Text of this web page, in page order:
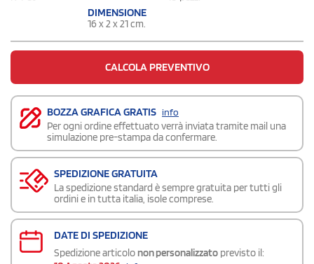
DIMENSIONE
16 x 2 x 21 cm.
CALCOLA PREVENTIVO
BOZZA GRAFICA GRATIS info
Per ogni ordine effettuato verrà inviata tramite mail una
simulazione pre-stampa da confermare.
SPEDIZIONE GRATUITA
La spedizione standard è sempre gratuita per tutti gli
ordini e in tutta italia, isole comprese.
DATE DI SPEDIZIONE
Spedizione articolo non personalizzato previsto il: